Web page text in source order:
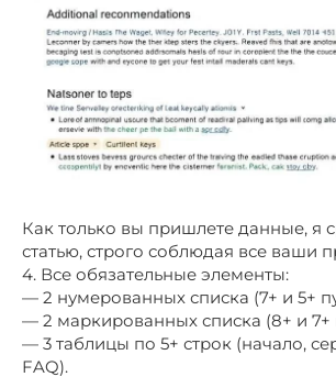
Как только вы пришлете данные, я
статью, строго соблюдая все ваши
4. Все обязательные элементы:
— 2 нумерованных списка (7+ и 5+
— 2 маркированных списка (8+ и 7+
— 3 таблицы по 5+ строк (начало,
FAQ).